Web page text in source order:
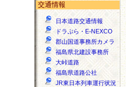
交通情報
日本道路交通情報
ドラぷら・E-NEXCO
郡山国道事務所カメラ
福島県北建設事務所
大峠道路
福島県道路公社
JR東日本列車運行状況